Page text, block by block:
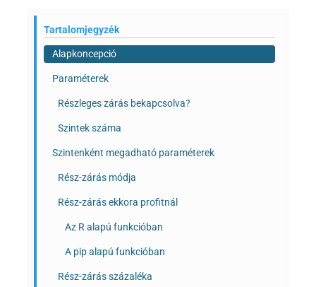
Tartalomjegyzék
Alapkoncepció
Paraméterek
Részleges zárás bekapcsolva?
Szintek száma
Szintenként megadható paraméterek
Rész-zárás módja
Rész-zárás ekkora profitnál
Az R alapú funkcióban
A pip alapú funkcióban
Rész-zárás százaléka